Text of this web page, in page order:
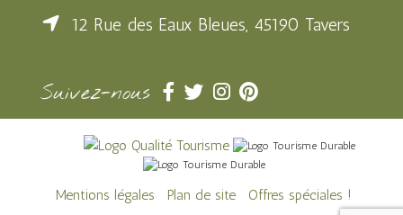
12 Rue des Eaux Bleues, 45190 Tavers
Suivez-nous
Mentions légales Plan de site Offres spéciales !